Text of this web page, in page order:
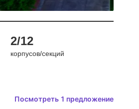
2/12
корпусов/секций
Посмотреть 1 предложение